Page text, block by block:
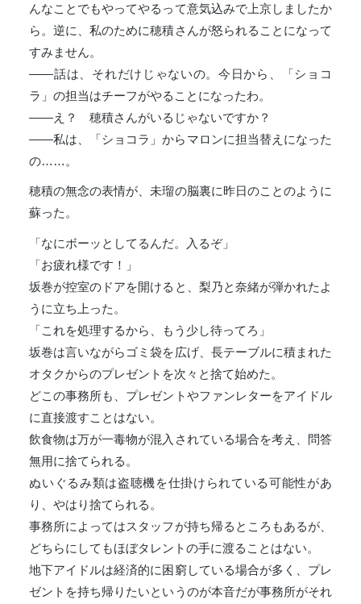
んなことでもやってやるって意気込みで上京しましたか
ら。逆に、私のために穂積さんが怒られることになって
すみません。
――話は、それだけじゃないの。今日から、「ショコ
ラ」の担当はチーフがやることになったわ。
――え？ 穂積さんがいるじゃないですか？
――私は、「ショコラ」からマロンに担当替えになった
の……。
穂積の無念の表情が、未瑠の脳裏に昨日のことのように
蘇った。
「なにボーッとしてるんだ。入るぞ」
「お疲れ様です！」
坂巻が控室のドアを開けると、梨乃と奈緒が弾かれたよ
うに立ち上った。
「これを処理するから、もう少し待ってろ」
坂巻は言いながらゴミ袋を広げ、長テーブルに積まれた
オタクからのプレゼントを次々と捨て始めた。
どこの事務所も、プレゼントやファンレターをアイドル
に直接渡すことはない。
飲食物は万が一毒物が混入されている場合を考え、問答
無用に捨てられる。
ぬいぐるみ類は盗聴機を仕掛けられている可能性があ
り、やはり捨てられる。
事務所によってはスタッフが持ち帰るところもあるが、
どちらにしてもほぼタレントの手に渡ることはない。
地下アイドルは経済的に困窮している場合が多く、プレ
ゼントを持ち帰りたいというのが本音だが事務所がそれ